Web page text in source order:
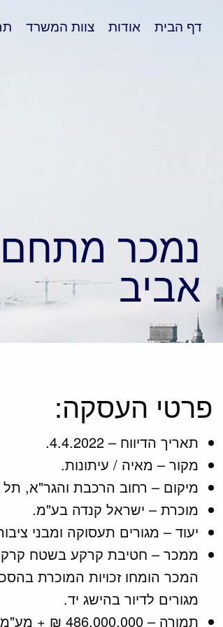
דף הבית אודות צוות המשרד
נמכר
אביב
פרטי העסקה:
תאריך הדיווח – 4.4.2022.
מקור – מאיה / עיתונות.
מיקום – רחוב הרכבת והגר"א, תל אביב (גו"ח
מוכרת – ישראל קנדה בע"מ.
יעוד – מגורים תעסוקה ומבני
המכר הומחו זכויות המוכרת
מגורים לדיור בהישג יד.
תמורה – 486,000,000 ₪ + מע"מ.